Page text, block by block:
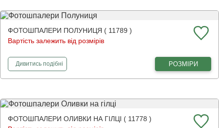
ФОТОШПАЛЕРИ ПОЛУНИЦЯ ( 11789 )
Вартість залежить від розмірів
Дивитисьфотошпалери
подібні РОЗМІРИ
ФОТОШПАЛЕРИ ОЛИВКИ НА ГІЛЦІ ( 11778 )